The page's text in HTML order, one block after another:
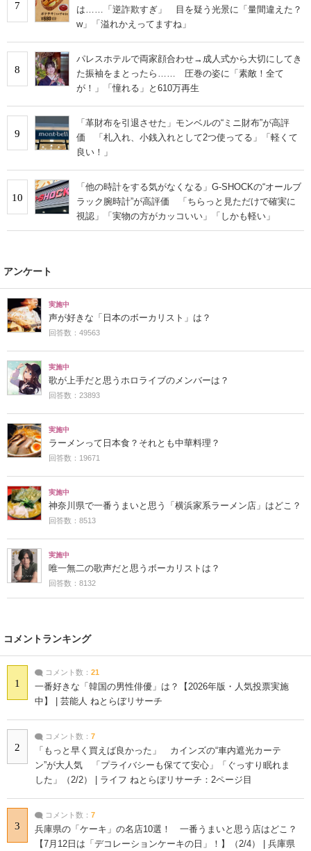
7
は……「逆詐欺すぎ」 目を疑う光景に「量間違えた？
w」「溢れかえってますね」
8
パレスホテルで両家顔合わせ→成人式から大切にしてき
た振袖をまとったら…… 圧巻の姿に「素敵！全て
が！」「憧れる」と610万再生
9
「革財布を引退させた」モンベルの“ミニ財布”が高評
価 「札入れ、小銭入れとして2つ使ってる」「軽くて
良い！」
10
「他の時計をする気がなくなる」G-SHOCKの“オールブ
ラック腕時計”が高評価 「ちらっと見ただけで確実に
視認」「実物の方がカッコいい」「しかも軽い」
アンケート
実施中
声が好きな「日本のボーカリスト」は？
回答数：49563
実施中
歌が上手だと思うホロライブのメンバーは？
回答数：23893
実施中
ラーメンって日本食？それとも中華料理？
回答数：19671
実施中
神奈川県で一番うまいと思う「横浜家系ラーメン店」はどこ？
回答数：8513
実施中
唯一無二の歌声だと思うボーカリストは？
回答数：8132
コメントランキング
1
コメント数： 21
一番好きな「韓国の男性俳優」は？【2026年版・人気投票実施
中】 | 芸能人 ねとらぼリサーチ
2
コメント数： 7
「もっと早く買えば良かった」 カインズの“車内遮光カーテ
ン”が大人気 「プライバシーも保てて安心」「ぐっすり眠れま
した」（2/2） | ライフ ねとらぼリサーチ：2ページ目
3
コメント数： 7
兵庫県の「ケーキ」の名店10選！ 一番うまいと思う店はどこ？
【7月12日は「デコレーションケーキの日」！】（2/4） | 兵庫県